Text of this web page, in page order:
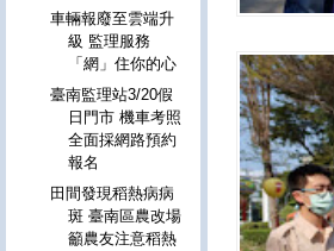
車輛報廢至雲端升
級 監理服務
「網」住你的心
臺南監理站3/20假
日門市 機車考照
全面採網路預約
報名
田間發現稻熱病病
斑 臺南區農改場
籲農友注意稻熱